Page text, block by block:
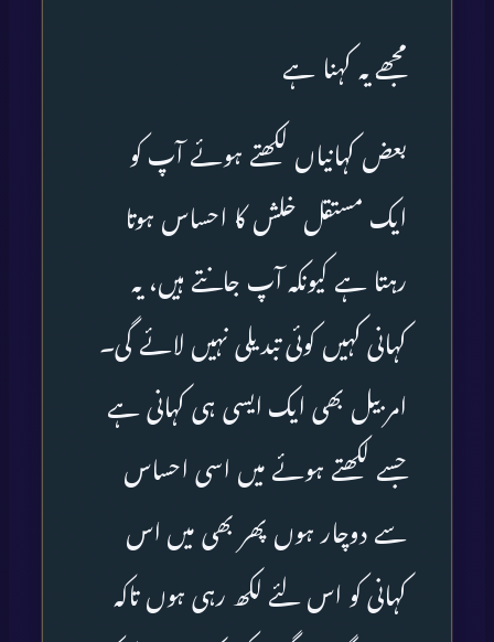
مجھے یہ کہنا ہے
بعض کہانیاں لکھتے ہوئے آپ کو
ایک مستقل خلش کا احساس ہوتا
رہتا ہے کیونکہ آپ جانتے ہیں، یہ
کہانی کہیں کوئی تبدیلی نہیں لائے گی۔
امربیل بھی ایک ایسی ہی کہانی ہے
جسے لکھتے ہوئے میں اسی احساس
سے دوچار ہوں پھر بھی میں اس
کہانی کو اس لئے لکھ رہی ہوں تاکہ